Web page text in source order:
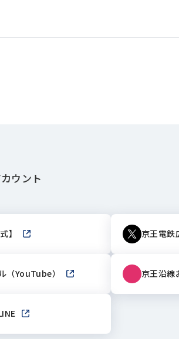
ウント
】 新しいウィンドウで開きます 京王電鉄
（YouTube） 新しいウィンドウで開きます
京王沿線
新しいウィンドウで開きます